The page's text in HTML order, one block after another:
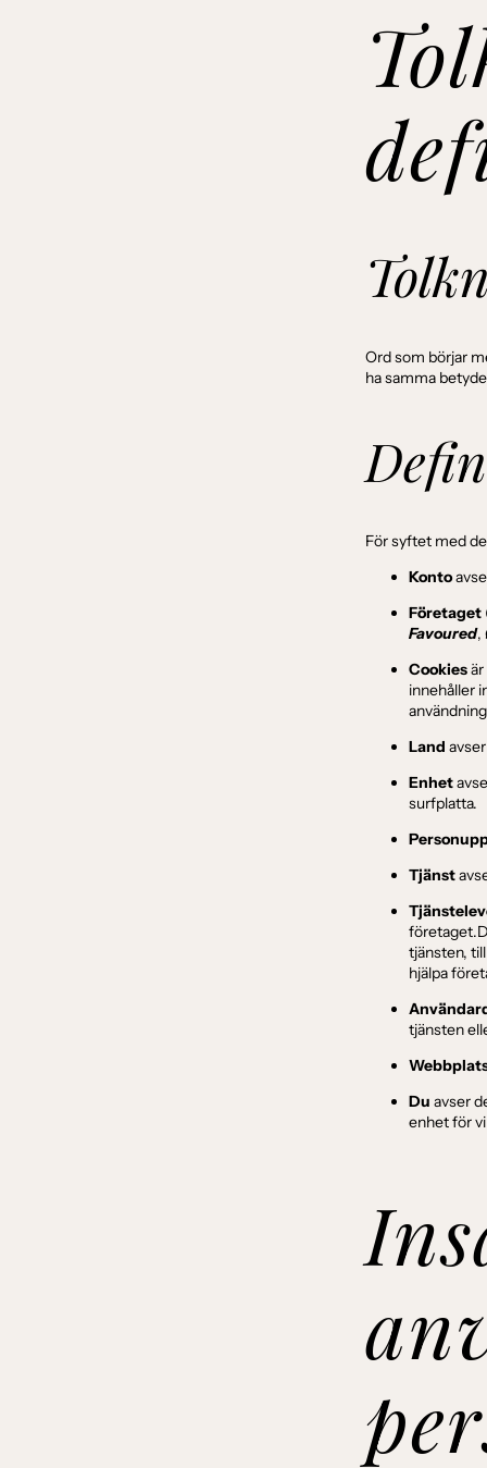
Ord som börjar
ha samma
För syftet med
Konto
Företaget
Favoured,
Cookies
innehåller
Land
Enhet
surfplatta.
Tjänst
tjänsten,
hjälpa
tjänsten
Du avser
enhet för